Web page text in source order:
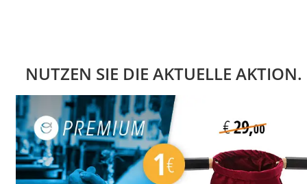
NUTZEN SIE DIE AKTUELLE AKTION.